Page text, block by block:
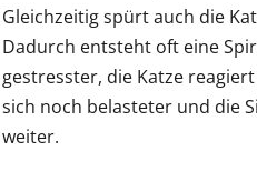
Gleichzeitig spürt auch die
Dadurch entsteht oft eine
gestresster, die Katze
sich noch belasteter und die
weiter.